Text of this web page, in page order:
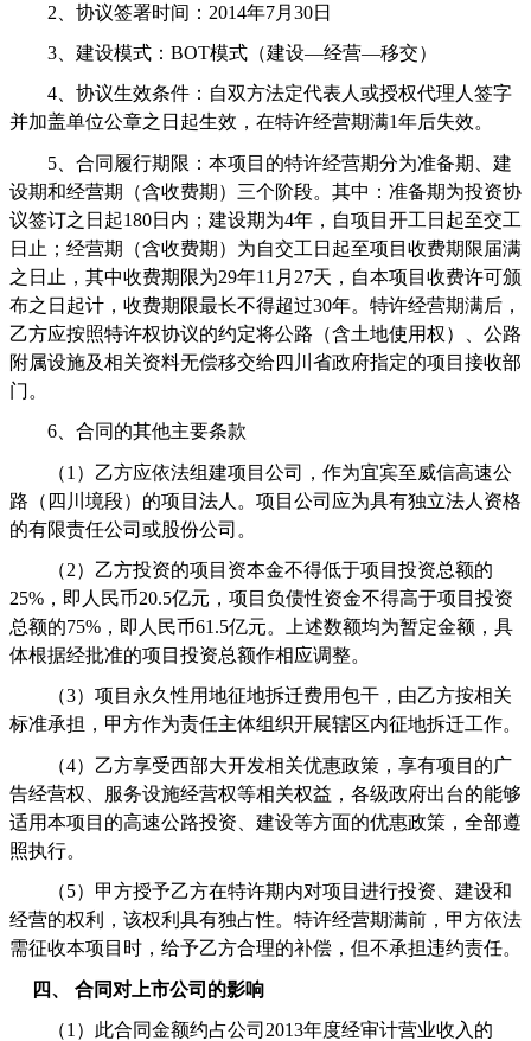
2 、协议签署时间： 2014年7月 30日
3 、建设模式： BOT模式（建设—经营—移交）
4、协议生效条件：自双方法定代表人或授权代理人签字
并加盖单位公章之日起生效，在特许经营期满1年后失效。
5 、合同履行期限：本项目的特许经营期分为准备期、建
设期和经营期（含收费期）三个阶段。其中：准备期为投资协
议签订之日起180日内；建设期为4年，自项目开工日起至交工
日止；经营期（含收费期）为自交工日起至项目收费期限届满
之日止，其中收费期限为29年11 月 27天，自本项目收费许可颁
布之日起计，收费期限最长不得超过30年。特许经营期满后，
乙方应按照特许权协议的约定将公路（含土地使用权）、公路
附属设施及相关资料无偿移交给四川省政府指定的项目接收部
门。
6 、合同的其他主要条款
（1 ）乙方应依法组建项目公司，作为宜宾至威信高速公
路（四川境段）的项目法人。项目公司应为具有独立法人资格
的有限责任公司或股份公司。
（2）乙方投资的项目资本金不得低于项目投资总额的
25% ，即人民币20.5亿元，项目负债性资金不得高于项目投资
总额的75% ，即人民币61.5亿元。上述数额均为暂定金额，具
体根据经批准的项目投资总额作相应调整。
（3）项目永久性用地征地拆迁费用包干，由乙方按相关
标准承担，甲方作为责任主体组织开展辖区内征地拆迁工作。
（4）乙方享受西部大开发相关优惠政策，享有项目的广
告经营权、服务设施经营权等相关权益，各级政府出台的能够
适用本项目的高速公路投资、建设等方面的优惠政策，全部遵
照执行。
（5）甲方授予乙方在特许期内对项目进行投资、建设和
经营的权利，该权利具有独占性。特许经营期满前，甲方依法
需征收本项目时，给予乙方合理的补偿，但不承担违约责任。
四、 合同对上市公司的影响
（1 ）此合同金额约占公司 2013年度经审计营业收入的